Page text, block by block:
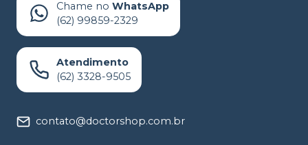
Chame no WhatsApp
(62) 99859-2329
Atendimento
(62) 3328-9505
contato@doctorshop.com.br